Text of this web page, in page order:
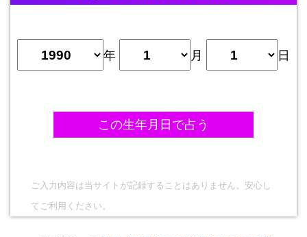
年 月 日
ご入力内容は当サイトが記録することはありません。安心し
てご利用ください。